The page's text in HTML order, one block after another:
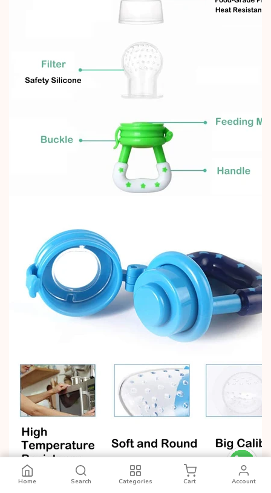
Baby Fresh Fruit Pacifier ৳199 Add to Cart
Home Search Categories Cart Account